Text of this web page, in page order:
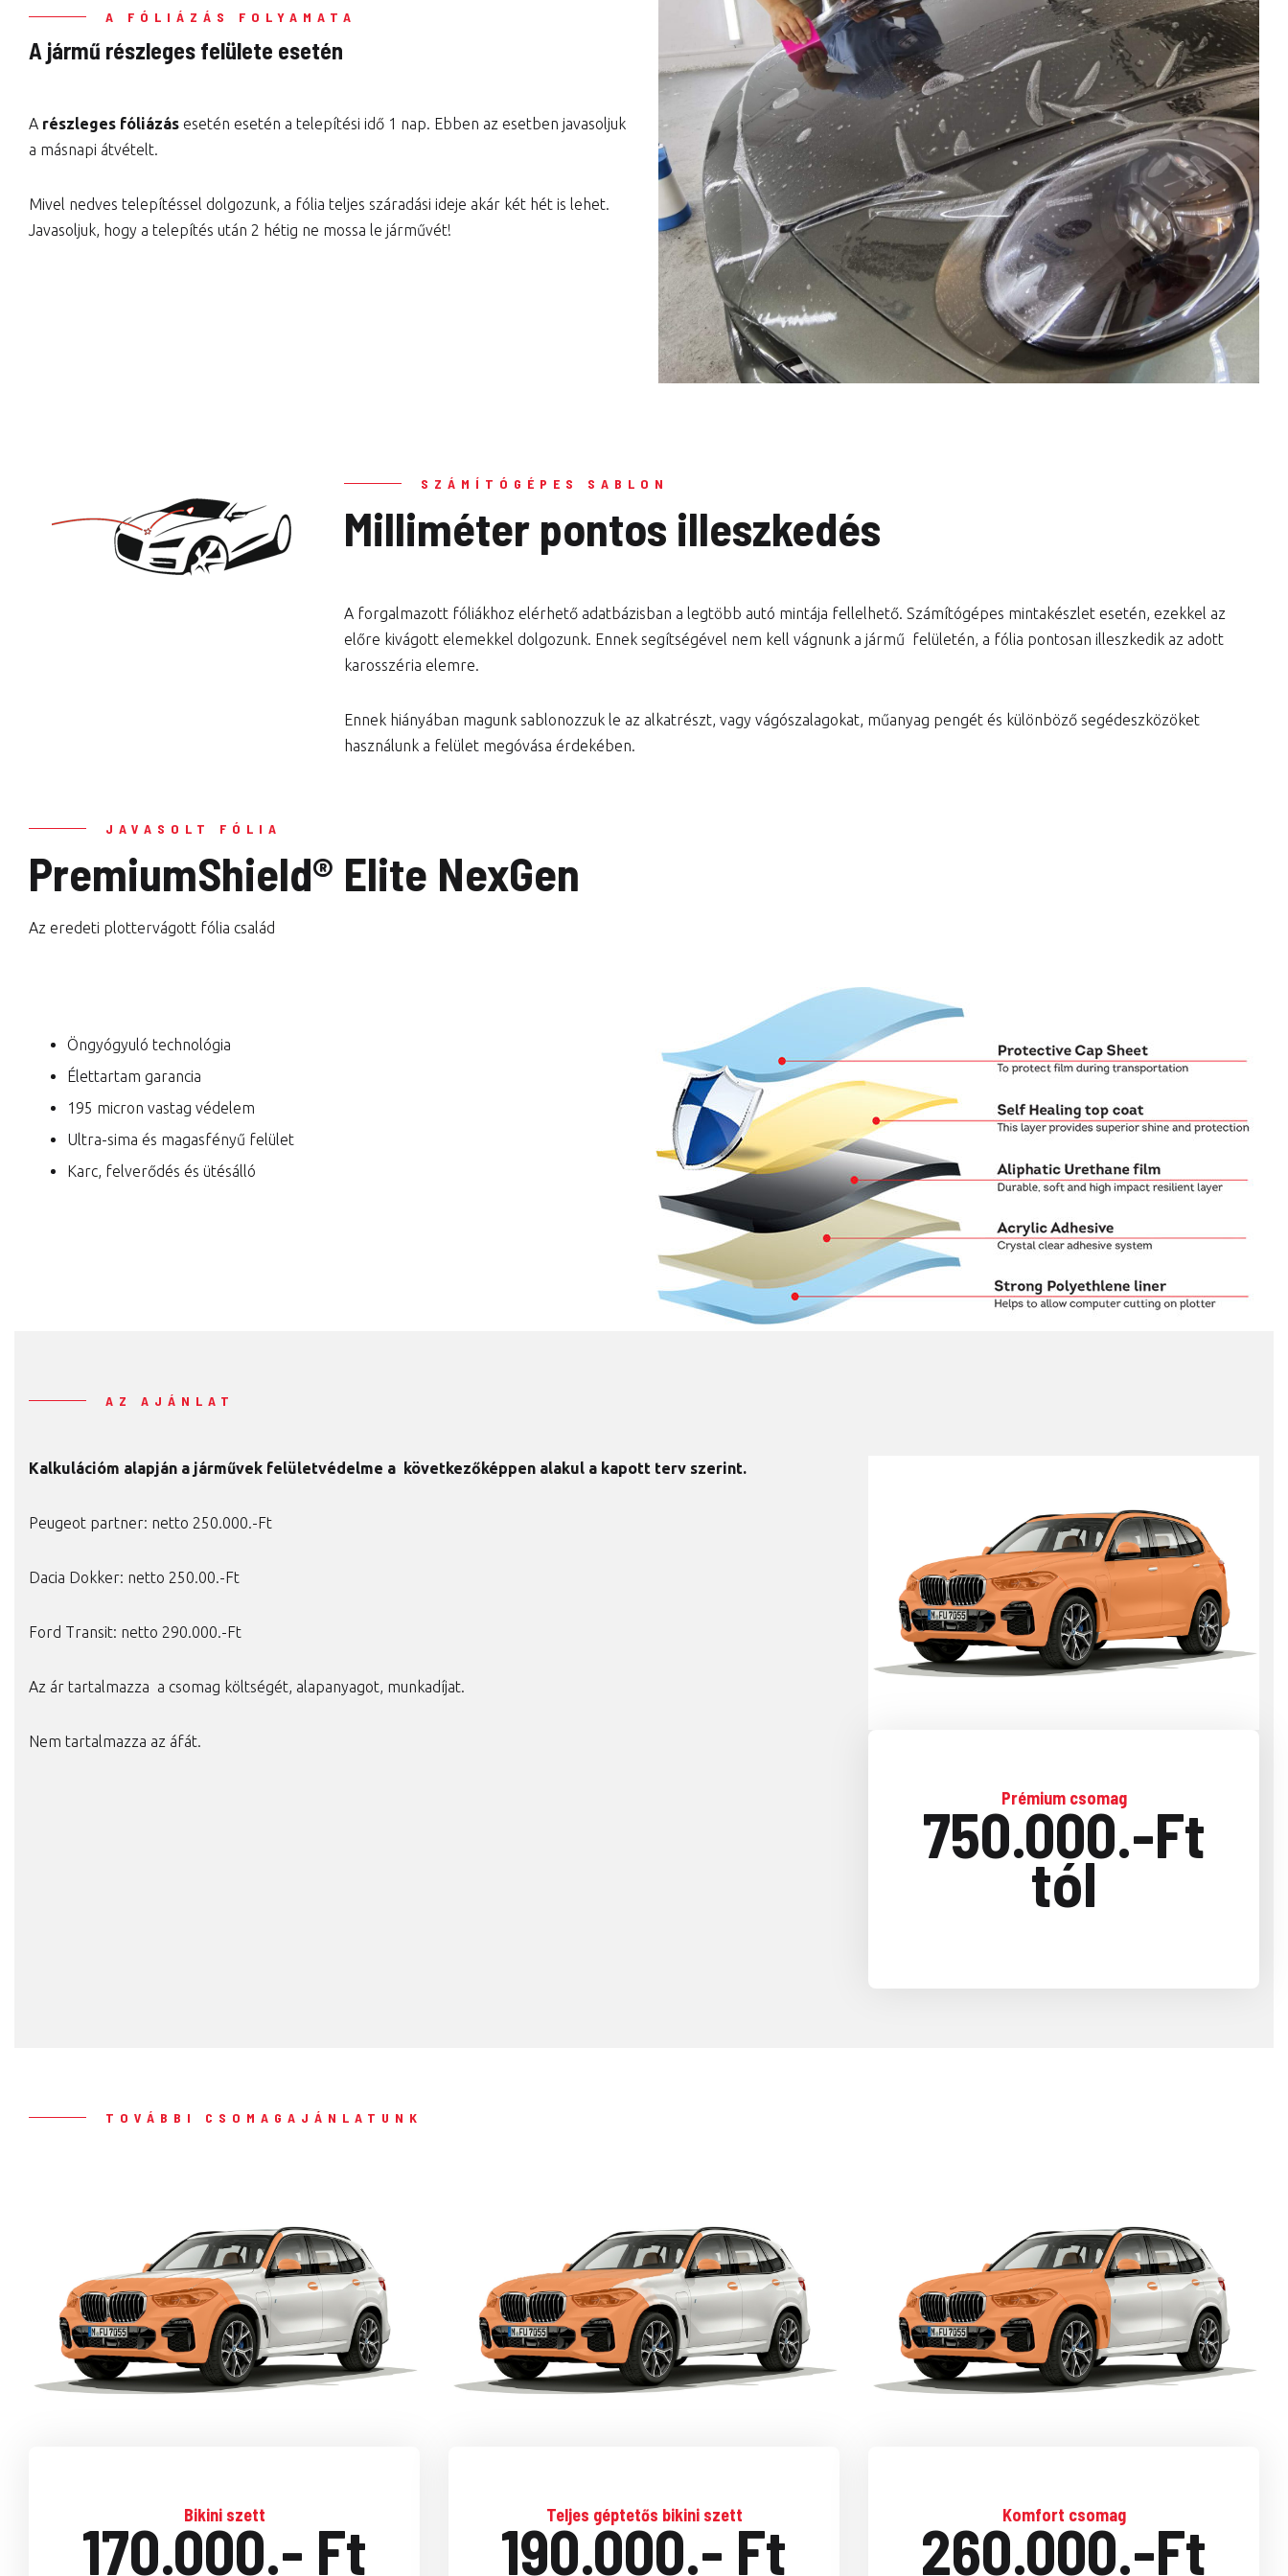
A FÓLIÁZÁS FOLYAMATA
A jármű részleges felülete esetén
A részleges fóliázás esetén esetén a telepítési idő 1 nap. Ebben az esetben javasoljuk
a másnapi átvételt.
Mivel nedves telepítéssel dolgozunk, a fólia teljes száradási ideje akár két hét is lehet.
Javasoljuk, hogy a telepítés után 2 hétig ne mossa le járművét!
SZÁMÍTÓGÉPES SABLON
Milliméter pontos illeszkedés
A forgalmazott fóliákhoz elérhető adatbázisban a legtöbb autó mintája fellelhető. Számítógépes mintakészlet esetén, ezekkel az
előre kivágott elemekkel dolgozunk. Ennek segítségével nem kell vágnunk a jármű felületén, a fólia pontosan illeszkedik az adott
karosszéria elemre.
Ennek hiányában magunk sablonozzuk le az alkatrészt, vagy vágószalagokat, műanyag pengét és különböző segédeszközöket
használunk a felület megóvása érdekében.
JAVASOLT FÓLIA
PremiumShield® Elite NexGen
Az eredeti plottervágott fólia család
Öngyógyuló technológia
Élettartam garancia
195 micron vastag védelem
Ultra-sima és magasfényű felület
Karc, felverődés és ütésálló
AZ AJÁNLAT
Kalkulációm alapján a járművek felületvédelme a következőképpen alakul a kapott terv szerint.
Peugeot partner: netto 250.000.-Ft
Dacia Dokker: netto 250.00.-Ft
Ford Transit: netto 290.000.-Ft
Az ár tartalmazza a csomag költségét, alapanyagot, munkadíjat.
Nem tartalmazza az áfát.
Prémium csomag
750.000.-Ft
tól
TOVÁBBI CSOMAGAJÁNLATUNK
Bikini szett
170.000.- Ft Teljes géptetős bikini szett
190.000.- Ft Komfort csomag
260.000.-Ft